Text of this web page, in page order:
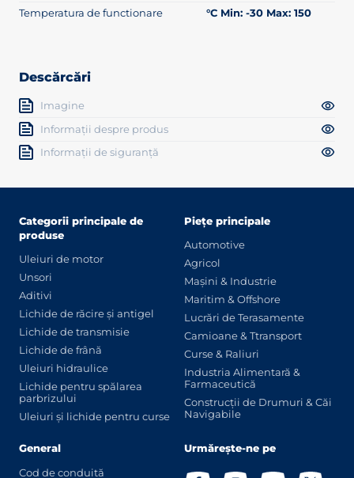
Temperatura de functionare
°C Min: -30 Max: 150
Descărcări
Imagine
Informații despre produs
Informații de siguranță
Categorii principale de
produse
Uleiuri de motor
Unsori
Aditivi
Lichide de răcire și antigel
Lichide de transmisie
Lichide de frână
Uleiuri hidraulice
Lichide pentru spălarea
parbrizului
Uleiuri și lichide pentru curse
Piețe principale
Automotive
Agricol
Mașini & Industrie
Maritim & Offshore
Lucrări de Terasamente
Camioane & Ttransport
Curse & Raliuri
Industria Alimentară &
Farmaceutică
Construcții de Drumuri & Căi
Navigabile
General
Cod de conduită
Urmărește-ne pe